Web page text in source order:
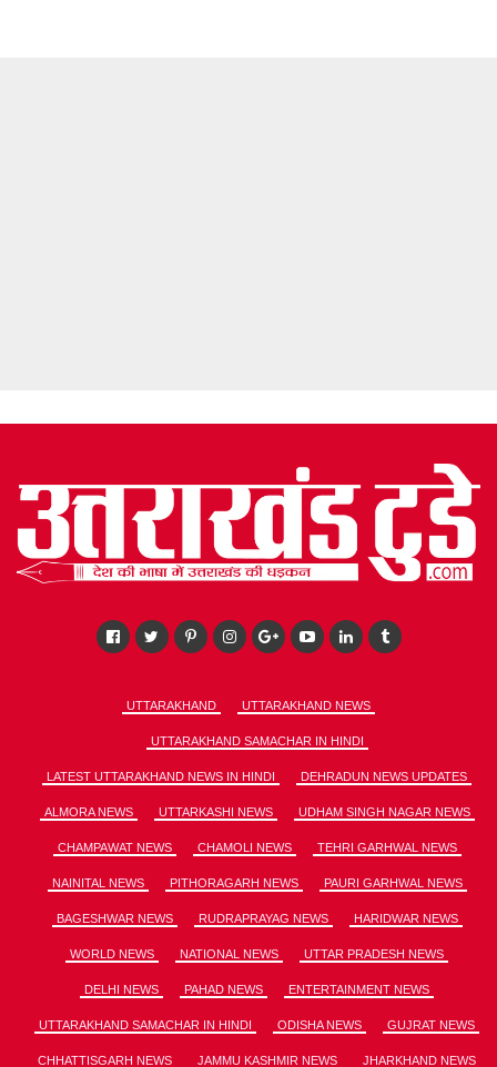
UTTARAKHAND UTTARAKHAND NEWS
UTTARAKHAND SAMACHAR IN HINDI
LATEST UTTARAKHAND NEWS IN HINDI DEHRADUN NEWS UPDATES
ALMORA NEWS UTTARKASHI NEWS UDHAM SINGH NAGAR NEWS
CHAMPAWAT NEWS CHAMOLI NEWS TEHRI GARHWAL NEWS
NAINITAL NEWS PITHORAGARH NEWS PAURI GARHWAL NEWS
BAGESHWAR NEWS RUDRAPRAYAG NEWS HARIDWAR NEWS
WORLD NEWS NATIONAL NEWS UTTAR PRADESH NEWS
DELHI NEWS PAHAD NEWS ENTERTAINMENT NEWS
UTTARAKHAND SAMACHAR IN HINDI ODISHA NEWS GUJRAT NEWS
CHHATTISGARH NEWS JAMMU KASHMIR NEWS JHARKHAND NEWS